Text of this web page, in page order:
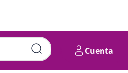
Cuenta